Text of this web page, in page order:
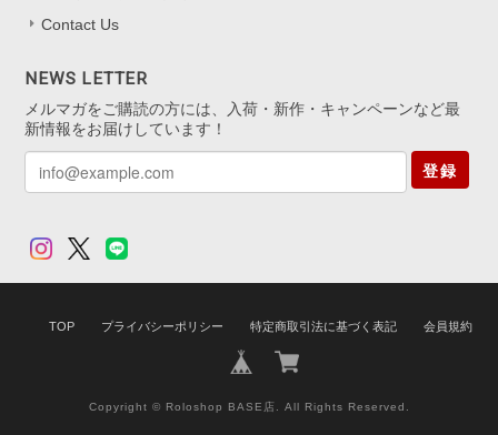
添えられますように。 またいつでも気
軽にお立ち寄りくださいね。
シルバー(ロジウムコーティング)
Contact Us
NEWS LETTER
メルマガをご購読の方には、入荷・新作・キャンペーンなど最
新情報をお届けしています！
登録
TOP プライバシーポリシー 特定商取引法に基づく表記 会員規約
Copyright © Roloshop BASE店. All Rights Reserved.